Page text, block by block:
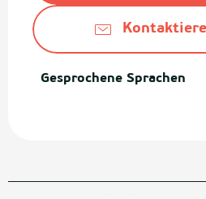
Gesprochene Sprachen
Gesprochene Sprachen